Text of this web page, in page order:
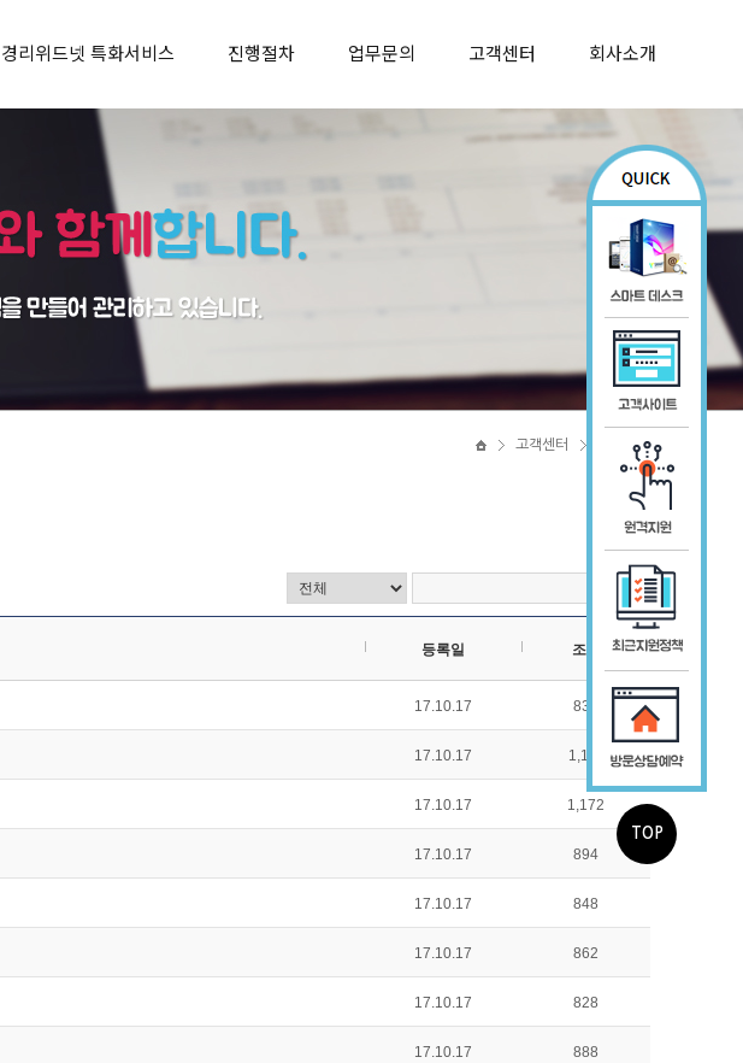
경리위드넷 특화서비스 진행절차 업무문의 고객센터 회사소개
고객센터 지원정책
등록일 조회
17.10.17 831
17.10.17 1,111
17.10.17 1,172
17.10.17 894
17.10.17 848
17.10.17 862
17.10.17 828
17.10.17 888
TOP